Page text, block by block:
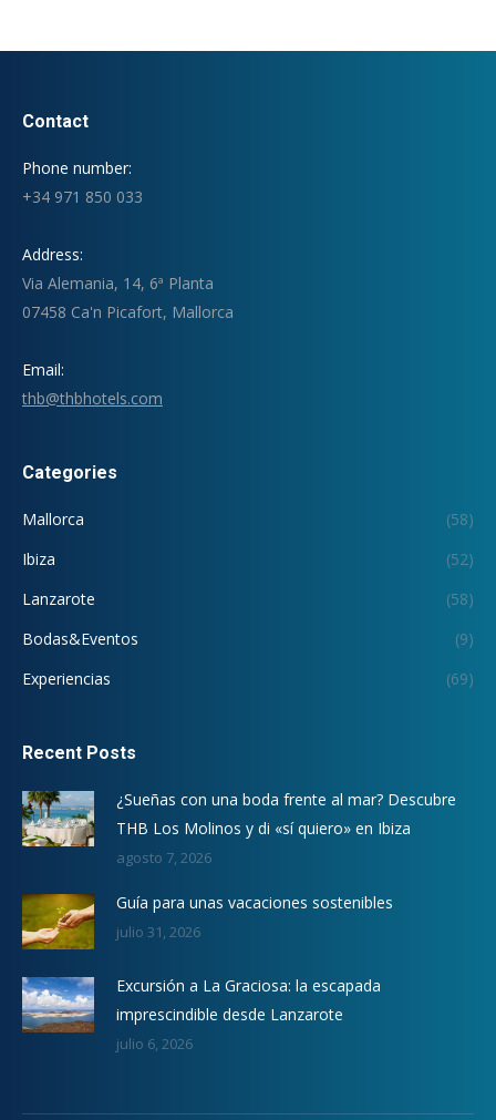
Contact
Phone number:
+34 971 850 033
Address:
Via Alemania, 14, 6ª Planta
07458 Ca'n Picafort, Mallorca
Email:
thb@thbhotels.com
Categories
Mallorca
(58)
Ibiza
(52)
Lanzarote
(58)
Bodas&Eventos
(9)
Experiencias
(69)
Recent Posts
¿Sueñas con una boda frente al mar? Descubre
THB Los Molinos y di «sí quiero» en Ibiza
agosto 7, 2026
Guía para unas vacaciones sostenibles
julio 31, 2026
Excursión a La Graciosa: la escapada
imprescindible desde Lanzarote
julio 6, 2026